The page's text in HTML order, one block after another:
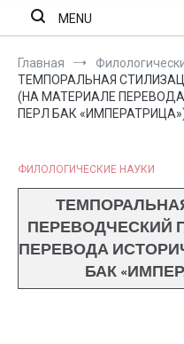
MENU
Главная
ТЕМПОРАЛЬНАЯ
(НА МАТЕРИАЛЕ
ПЕРЛ БАК
ФИЛОЛОГИЧЕСКИЕ НАУКИ
ПЕРЕВОДЧЕСКИЙ
ПЕРЕВОДА
БАК